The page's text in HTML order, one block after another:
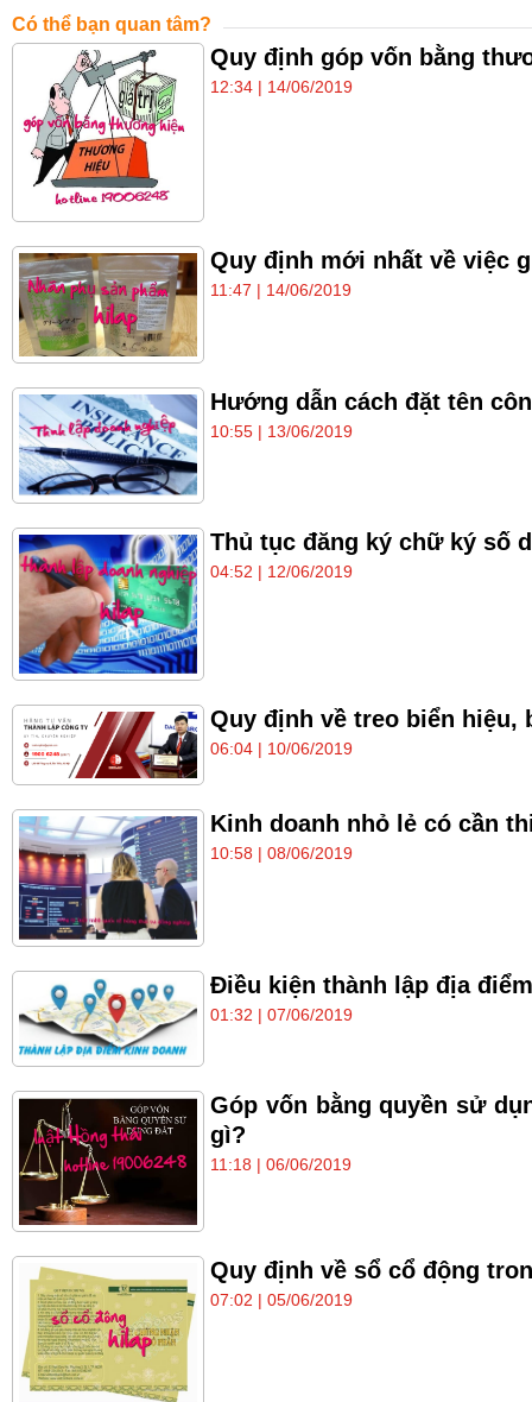
Có thể bạn quan tâm?
Quy định góp vốn bằng
12:34 | 14/06/2019
Quy định mới nhất về việc
11:47 | 14/06/2019
Hướng dẫn cách đặt tên
10:55 | 13/06/2019
Thủ tục đăng ký chữ ký số
04:52 | 12/06/2019
Quy định về treo biển hiệu,
06:04 | 10/06/2019
Kinh doanh nhỏ lẻ có cần
10:58 | 08/06/2019
Điều kiện thành lập địa
01:32 | 07/06/2019
Góp vốn bằng quyền sử
gì?
11:18 | 06/06/2019
Quy định về sổ cổ động
07:02 | 05/06/2019